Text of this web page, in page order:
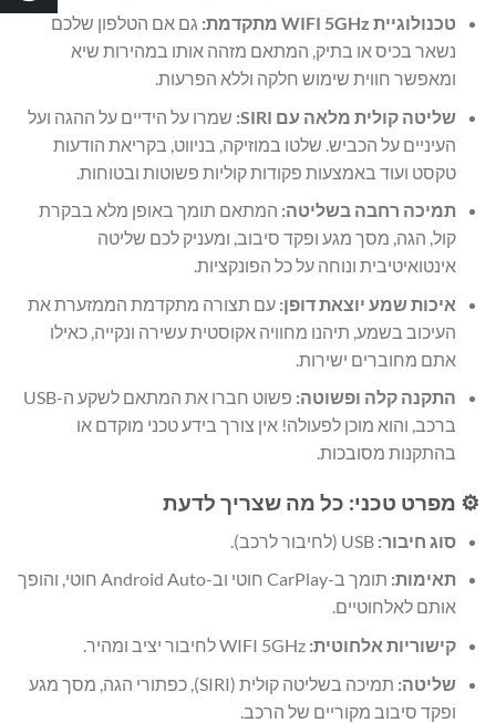
טכנולוגיית WIFI 5GHz מתקדמת:
גם אם הטלפון שלכם
נשאר בכיס או בתיק, המתאם מזהה אותו במהירות שיא
ומאפשר חווית שימוש חלקה וללא הפרעות.
שליטה קולית מלאה עם SIRI:
שמרו על הידיים על ההגה ועל
העיניים על הכביש. שלטו במוזיקה, בניווט, בקריאת הודעות
טקסט ועוד באמצעות פקודות קוליות פשוטות ובטוחות.
תמיכה רחבה בשליטה: המתאם תומך באופן מלא בבקרת
קול, הגה, מסך מגע ופקד סיבוב, ומעניק לכם שליטה
אינטואיטיבית ונוחה על כל הפונקציות.
איכות שמע יוצאת דופן: עם תצורה מתקדמת הממזערת את
העיכוב בשמע, תיהנו מחוויה אקוסטית עשירה ונקייה, כאילו
אתם מחוברים ישירות.
התקנה קלה ופשוטה:
פשוט חברו את המתאם לשקע ה-USB
ברכב, והוא מוכן לפעולה! אין צורך בידע טכני מוקדם או
בהתקנות מסובכות.
⚙️ מפרט טכני: כל מה שצריך לדעת
סוג חיבור:
תאימות:
תומך ב-CarPlay חוטי וב-Android Auto חוטי, והופך
אותם לאלחוטיים.
קישוריות אלחוטית:
שליטה:
תמיכה בשליטה קולית (SIRI), כפתורי הגה, מסך מגע
ופקד סיבוב מקוריים של הרכב.